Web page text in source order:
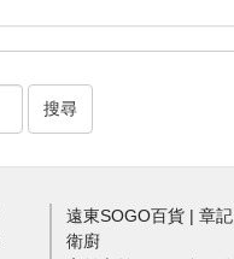
搜尋
遠東SOGO百貨 | 章記
衛廚